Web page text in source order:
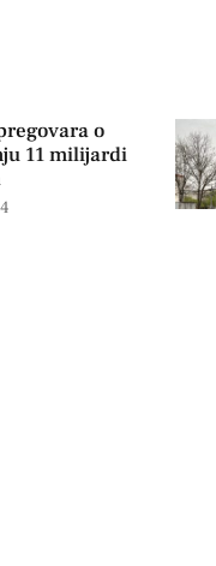
o
11 milijardi